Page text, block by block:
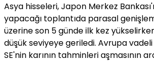
Asya hisseleri, Japon Merkez
yapacağı toplantıda parasal
üzerine son 5 günde ilk kez
düşük seviyeye geriledi. Avrupa
SE'nin karının tahminleri aşmasının